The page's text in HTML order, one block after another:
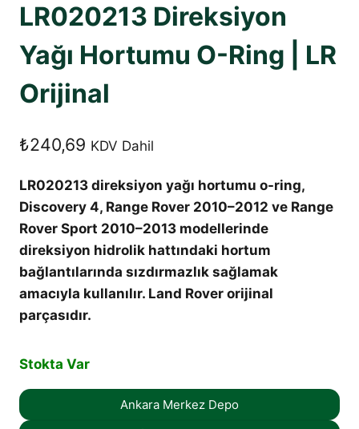
LR020213 Direksiyon
Yağı Hortumu O-Ring | LR
Orijinal
₺240,69 KDV Dahil
LR020213 direksiyon yağı hortumu o-ring,
Discovery 4, Range Rover 2010–2012 ve Range
Rover Sport 2010–2013 modellerinde
direksiyon hidrolik hattındaki hortum
bağlantılarında sızdırmazlık sağlamak
amacıyla kullanılır. Land Rover orijinal
parçasıdır.
Stokta Var
Ankara Merkez Depo